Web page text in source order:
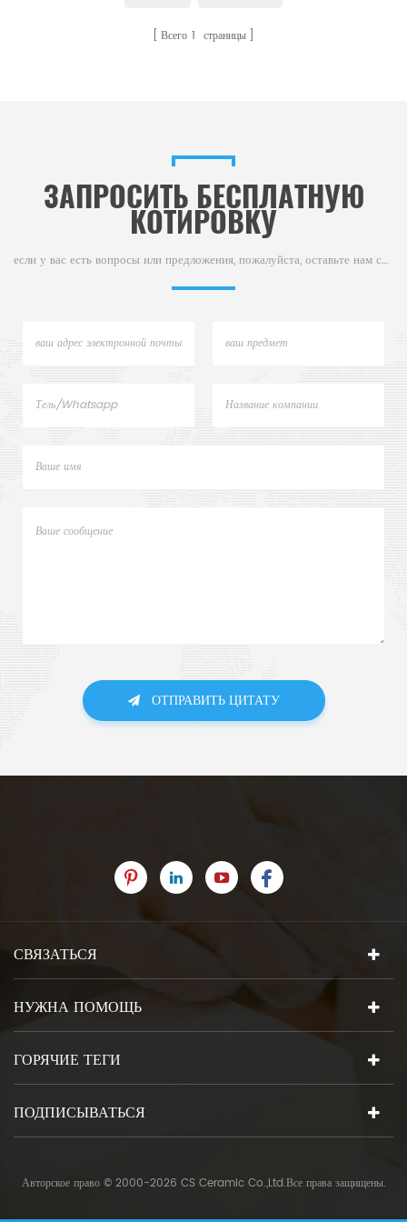
Всего 1 страницы
ЗАПРОСИТЬ БЕСПЛАТНУЮ
КОТИРОВКУ
если у вас есть вопросы или предложения, пожалуйста, оставьте нам сообщение,
ОТПРАВИТЬ ЦИТАТУ
СВЯЗАТЬСЯ
НУЖНА ПОМОЩЬ
ГОРЯЧИЕ ТЕГИ
ПОДПИСЫВАТЬСЯ
Авторское право © 2000-2026 CS Ceramic Co.,Ltd.Все права защищены.